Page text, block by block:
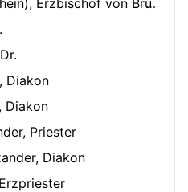
Diakon
Diakon
Priester
Diakon